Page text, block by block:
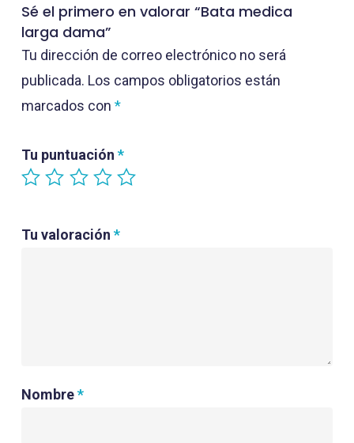
Sé el primero en valorar “Bata medica
larga dama”
Tu dirección de correo electrónico no será
publicada. Los campos obligatorios están
marcados con *
Tu puntuación *
Tu valoración *
Nombre*